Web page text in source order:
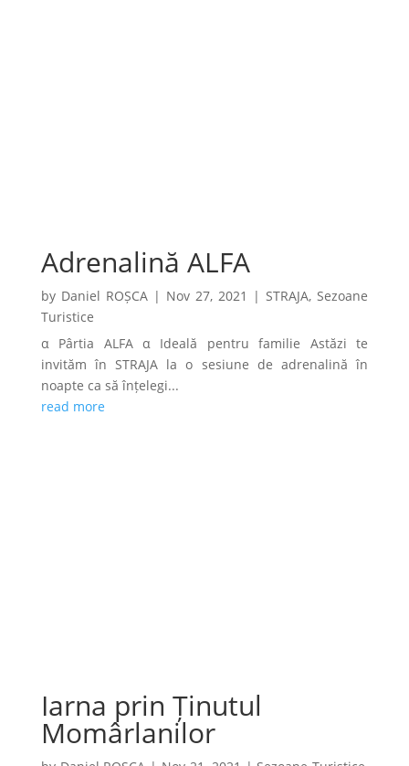
Adrenalină ALFA
by Daniel ROȘCA| Nov 27, 2021 | STRAJA, Sezoane
Turistice
α Pârtia ALFA α Ideală pentru familie Astăzi te
invităm în STRAJA la o sesiune de adrenalină în
noapte ca să înțelegi...
read more
Iarna prin Ținutul
Momârlanilor